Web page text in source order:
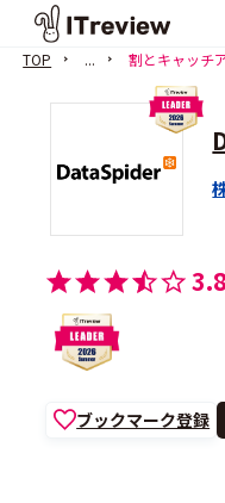
TOP ... 割とキャッチ
3.8
ブックマーク登録